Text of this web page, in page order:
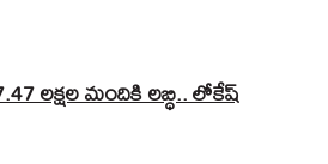
లక్షల మందికి లబ్ధి.. లోకేష్‌